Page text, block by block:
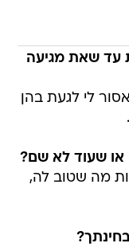
עד שאת מגיעה
לי לגעת בהן
או שעוד לא שם?
מה שטוב לה,